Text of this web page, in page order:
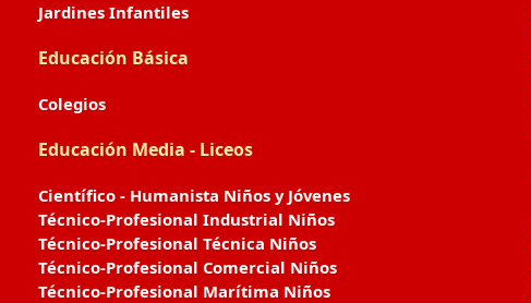
Jardines Infantiles
Educación Básica
Colegios
Educación Media - Liceos
Científico - Humanista Niños y Jóvenes
Técnico-Profesional Industrial Niños
Técnico-Profesional Técnica Niños
Técnico-Profesional Comercial Niños
Técnico-Profesional Marítima Niños